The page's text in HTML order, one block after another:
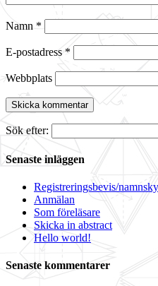
Namn *
E-postadress *
Webbplats
Sök efter:
Senaste inläggen
Registreringsbevis/
Anmälan
Som föreläsare
Skicka in abstract
Hello world!
Senaste kommentarer